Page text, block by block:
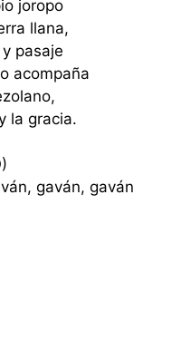
joropo
llana,
pasaje
acompaña
la gracia.
gaván, gaván